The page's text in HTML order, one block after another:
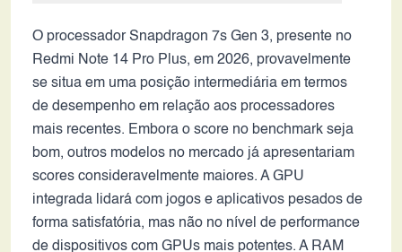
O processador Snapdragon 7s Gen 3, presente no
Redmi Note 14 Pro Plus, em 2026, provavelmente
se situa em uma posição intermediária em termos
de desempenho em relação aos processadores
mais recentes. Embora o score no benchmark seja
bom, outros modelos no mercado já apresentariam
scores consideravelmente maiores. A GPU
integrada lidará com jogos e aplicativos pesados de
forma satisfatória, mas não no nível de performance
de dispositivos com GPUs mais potentes. A RAM